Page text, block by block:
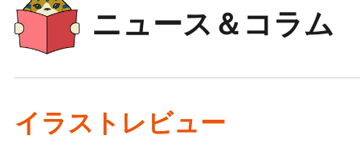
ニュース＆コラム
イラストレビュー